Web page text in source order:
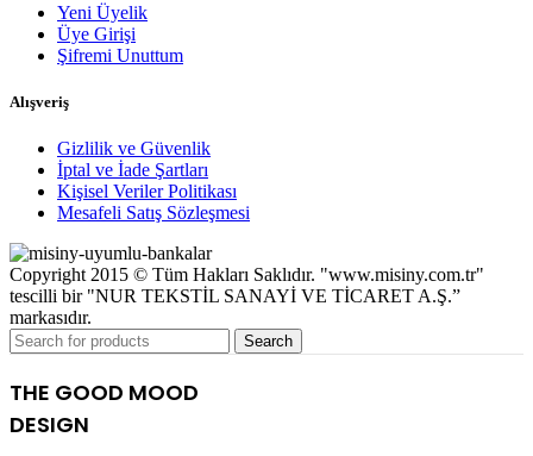
Yeni Üyelik
Üye Girişi
Şifremi Unuttum
Alışveriş
Gizlilik ve Güvenlik
İptal ve İade Şartları
Kişisel Veriler Politikası
Mesafeli Satış Sözleşmesi
Copyright 2015 © Tüm Hakları Saklıdır. "www.misiny.com.tr"
tescilli bir "NUR TEKSTİL SANAYİ VE TİCARET A.Ş.”
markasıdır.
Search
THE GOOD MOOD
DESIGN